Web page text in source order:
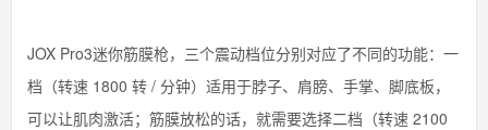
JOX Pro3迷你筋膜枪，三个震动档位分别对应了不同的功能：一
档（转速 1800 转 / 分钟）适用于脖子、肩膀、手掌、脚底板，
可以让肌肉激活；筋膜放松的话，就需要选择二档（转速 2100